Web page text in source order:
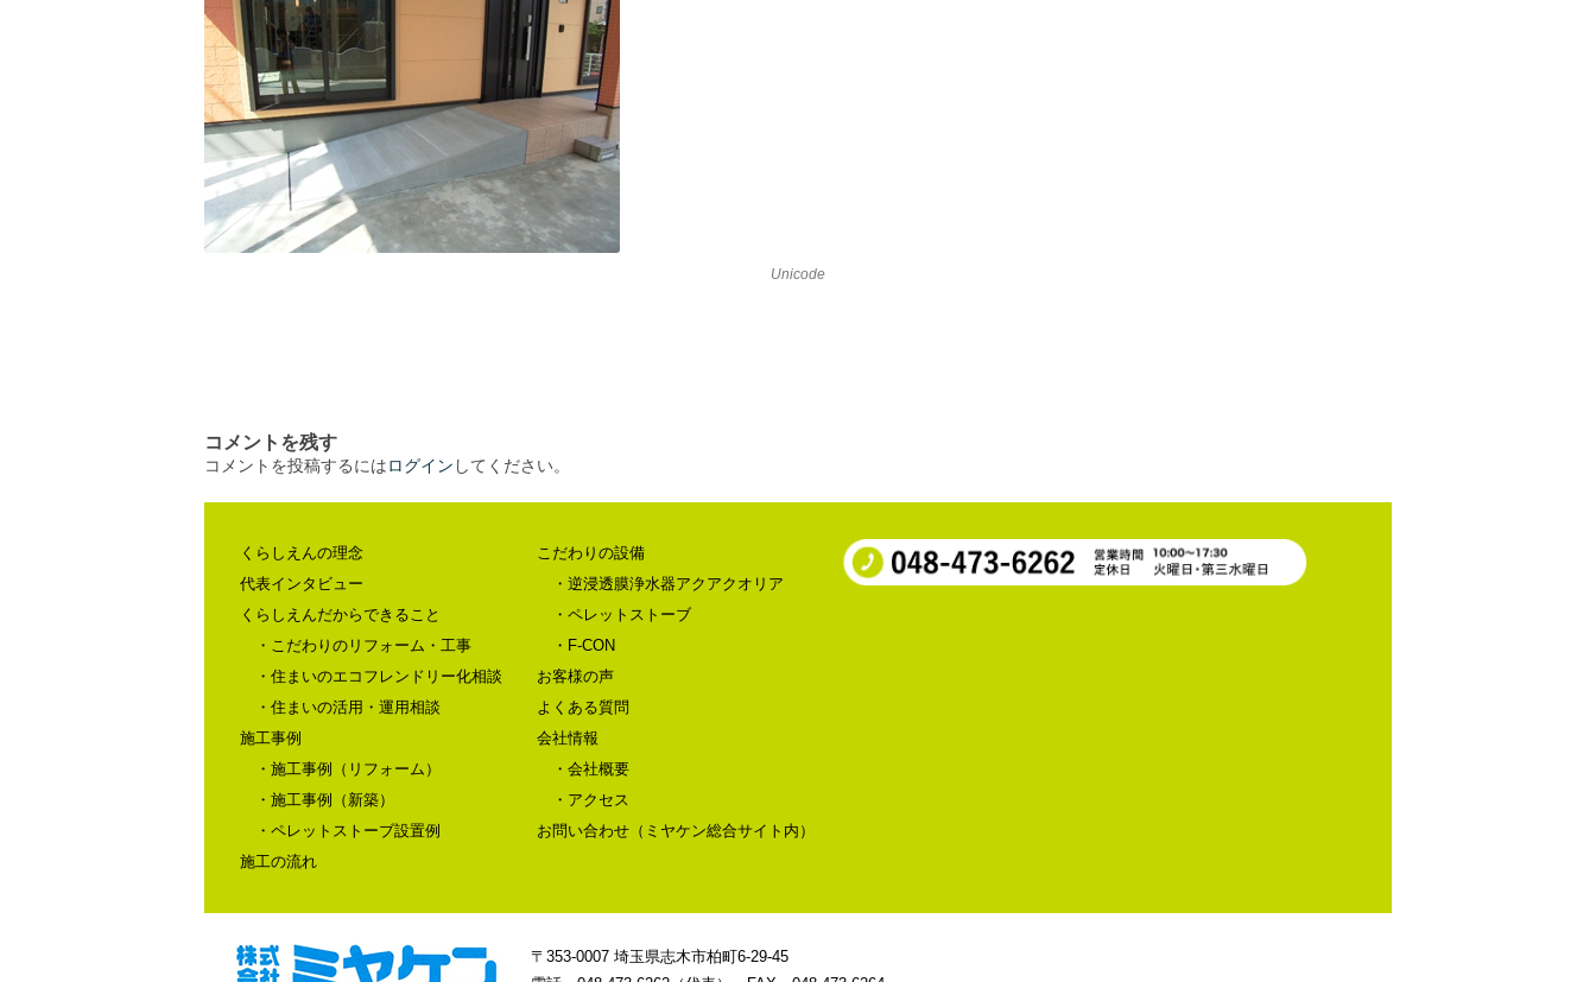
Unicode
コメントを残す
コメントを投稿するにはログイン してください。
くらしえんの理念
代表インタビュー
くらしえんだからできること
・こだわりのリフォーム・工事
・住まいのエコフレンドリー化相談
・住まいの活用・運用相談
施工事例
・施工事例（リフォーム）
・施工事例（新築）
・ペレットストーブ設置例
施工の流れ
こだわりの設備
・逆浸透膜浄水器アクアクオリア
・ペレットストーブ
・F-CON
お客様の声
よくある質問
会社情報
・会社概要
・アクセス
お問い合わせ（ミヤケン総合サイト内）
〒353-0007 埼玉県志木市柏町6-29-45